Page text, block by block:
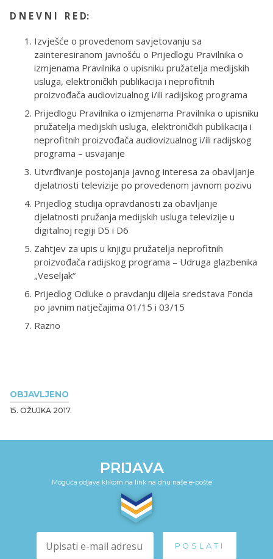
OBJAVLJENO
15. OŽUJKA 2017.
D N E V N I R E D:
Izvješće o provedenom savjetovanju sa
zainteresiranom javnošću o Prijedlogu Pravilnika o
izmjenama Pravilnika o upisniku pružatelja medijskih
usluga, elektroničkih publikacija i neprofitnih
proizvođača audiovizualnog i/ili radijskog programa
Prijedlogu Pravilnika o izmjenama Pravilnika o upisniku
pružatelja medijskih usluga, elektroničkih publikacija i
neprofitnih proizvođača audiovizualnog i/ili radijskog
programa – usvajanje
Utvrđivanje postojanja javnog interesa za obavljanje
djelatnosti televizije po provedenom javnom pozivu
Prijedlog studija opravdanosti za obavljanje
djelatnosti pružanja medijskih usluga televizije u
digitalnoj regiji D5 i D6
Zahtjev za upis u knjigu pružatelja neprofitnih
proizvođača radijskog programa – Udruga glazbenika
„Veseljak“
Prijedlog Odluke o pravdanju dijela sredstava Fonda
po javnim natječajima 01/15 i 03/15
Razno
PRIJAVA
Moguća odjava klikom na link na dnu naše e-pošte